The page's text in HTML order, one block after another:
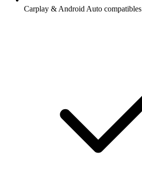
Carplay & Android Auto compatibles